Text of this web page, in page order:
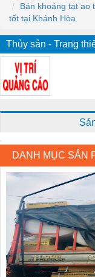
Bán khoáng tạt ao
tốt tại Khánh Hòa
Thủy sản - Trang
DANH MỤC SẢN